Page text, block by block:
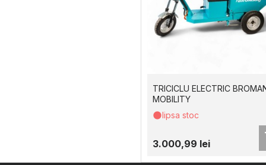
TRICICLU ELECTRIC
MOBILITY
lipsa stoc
3.000,99 lei